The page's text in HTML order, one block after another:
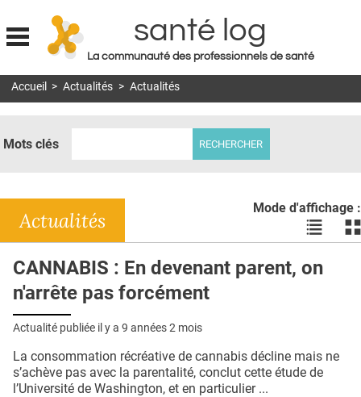
Jump to navigation
santé log
La communauté des professionnels de santé
MON COMPTE
DOSSIERS
RÉSEAUX
E-REVUE SAD
QUI SOMMES-NOUS ?
Accueil > Actualités > Actualités
Mots clés
Mode d'affichage :
Voir
les
en
les
Actualités
CANNABIS : En devenant parent, on
n'arrête pas forcément
Actualité publiée il y a 9 années 2 mois
La consommation récréative de cannabis décline mais ne
s’achève pas avec la parentalité, conclut cette étude de
l’Université de Washington, et en particulier ...